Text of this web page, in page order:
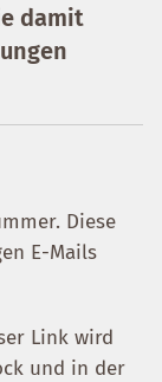
damit
Diese
E-Mails
Link wird
und in der